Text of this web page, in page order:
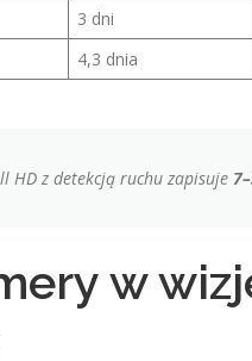
3 dni
4,3 dnia
HD z detekcją ruchu zapisuje
w